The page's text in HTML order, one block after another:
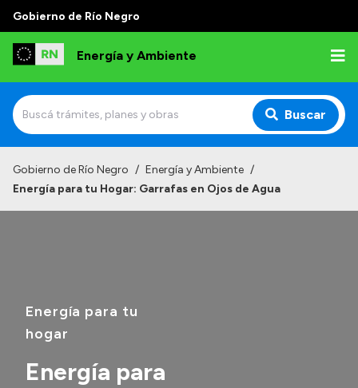
Gobierno de Río Negro
Energía y Ambiente
Buscar
Reportes
Transparencia
Gobierno de Río Negro / Energía y Ambiente /
Energía para tu Hogar: Garrafas en Ojos de Agua
Energía para tu
hogar
Energía para